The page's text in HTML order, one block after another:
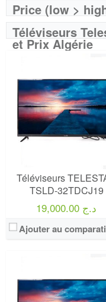
Price (low >
Téléviseurs
et Prix Algérie
Téléviseurs
TSLD-32TDCJ19
19,000.00 د.ج
Ajouter au
Prix:43000
Définition:FULLHD
View Details →